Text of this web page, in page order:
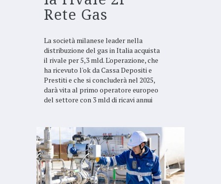
Rete Gas
La società milanese leader nella
distribuzione del gas in Italia acquista
il rivale per 5,3 mld. L'operazione, che
ha ricevuto l'ok da Cassa Depositi e
Prestiti e che si concluderà nel 2025,
darà vita al primo operatore europeo
del settore con 3 mld di ricavi annui